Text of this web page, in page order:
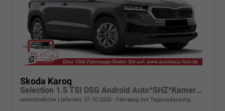
Skoda Karoq
Selection 1.5 TSI DSG Android Auto*SHZ*Kamera*Keyless*PDC v/h*Klimaauto*SUNSET*LED
unverbindliche Lieferzeit: 31.10.2026 Fahrzeug mit Tageszulassung